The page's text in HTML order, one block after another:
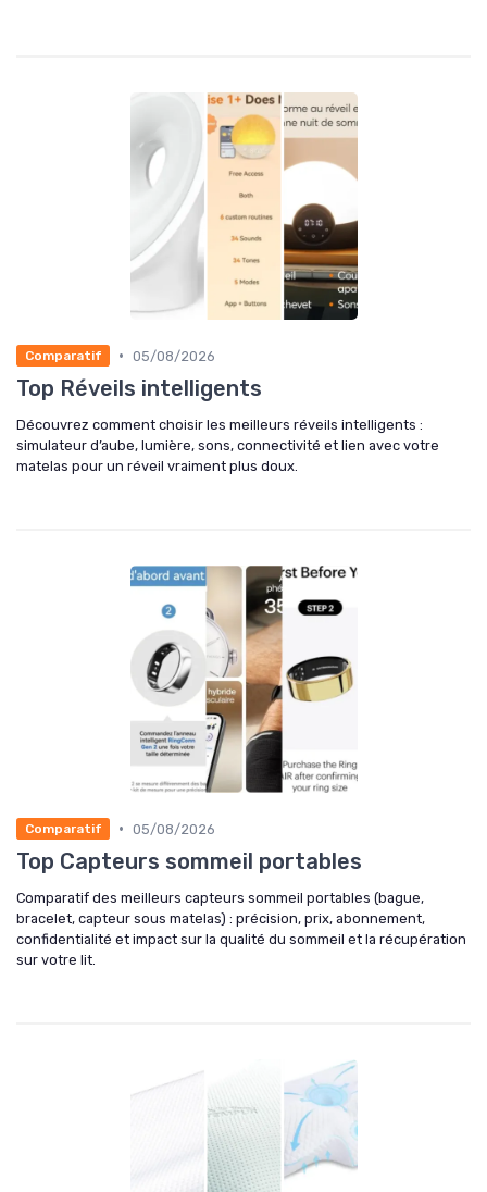
Comparatif • 05/08/2026
Top Réveils intelligents
Découvrez comment choisir les meilleurs réveils intelligents :
simulateur d’aube, lumière, sons, connectivité et lien avec votre
matelas pour un réveil vraiment plus doux.
Comparatif • 05/08/2026
Top Capteurs sommeil portables
Comparatif des meilleurs capteurs sommeil portables (bague,
bracelet, capteur sous matelas) : précision, prix, abonnement,
confidentialité et impact sur la qualité du sommeil et la récupération
sur votre lit.